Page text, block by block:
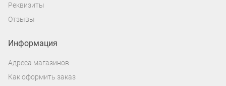
Реквизиты
Отзывы
Информация
Адреса магазинов
Как оформить заказ